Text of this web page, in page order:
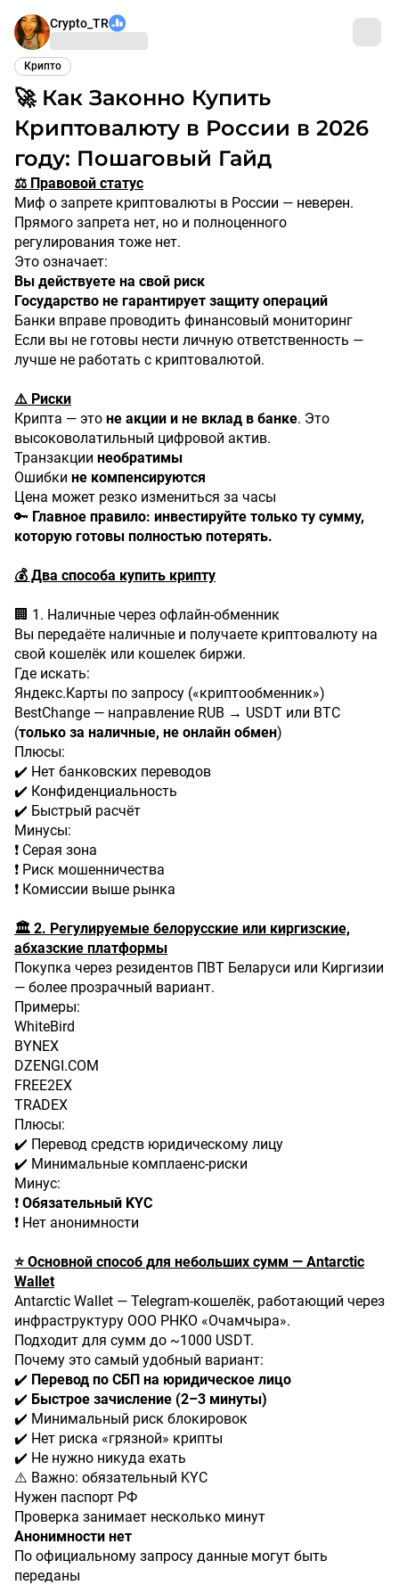
Crypto_TR
Крипто
🚀 Как Законно Купить
Криптовалюту в России в 2026
году: Пошаговый Гайд
⚖️ Правовой статус
Миф о запрете криптовалюты в России — неверен.
Прямого запрета нет, но и полноценного
регулирования тоже нет.
Это означает:
Вы действуете на свой риск
Государство не гарантирует защиту операций
Банки вправе проводить финансовый мониторинг
Если вы не готовы нести личную ответственность —
лучше не работать с криптовалютой.
⚠️ Риски
Крипта — это не акции и не вклад в банке. Это
высоковолатильный цифровой актив.
Транзакции необратимы
Ошибки не компенсируются
Цена может резко измениться за часы
🔑 Главное правило: инвестируйте только ту сумму,
которую готовы полностью потерять.
💰 Два способа купить крипту
🏢 1. Наличные через офлайн-обменник
Вы передаёте наличные и получаете криптовалюту на
свой кошелёк или кошелек биржи.
Где искать:
Яндекс.Карты по запросу («криптообменник»)
BestChange — направление RUB → USDT или BTC
(только за наличные, не онлайн обмен)
Плюсы:
✔️ Нет банковских переводов
✔️ Конфиденциальность
✔️ Быстрый расчёт
Минусы:
❗ Серая зона
❗ Риск мошенничества
❗ Комиссии выше рынка
🏛 2. Регулируемые белорусские или киргизские,
абхазские платформы
Покупка через резидентов ПВТ Беларуси или Киргизии
— более прозрачный вариант.
Примеры:
WhiteBird
BYNEX
DZENGI.COM
FREE2EX
TRADEX
Плюсы:
✔️ Перевод средств юридическому лицу
✔️ Минимальные комплаенс-риски
Минус:
❗ Обязательный KYC
❗ Нет анонимности
⭐ Основной способ для небольших сумм — Antarctic
Wallet
Antarctic Wallet — Telegram-кошелёк, работающий через
инфраструктуру ООО РНКО «Очамчыра».
Подходит для сумм до ~1000 USDT.
Почему это самый удобный вариант:
✔️ Перевод по СБП на юридическое лицо
✔️ Быстрое зачисление (2–3 минуты)
✔️ Минимальный риск блокировок
✔️ Нет риска «грязной» крипты
✔️ Не нужно никуда ехать
⚠️ Важно: обязательный KYC
Нужен паспорт РФ
Проверка занимает несколько минут
Анонимности нет
По официальному запросу данные могут быть
переданы